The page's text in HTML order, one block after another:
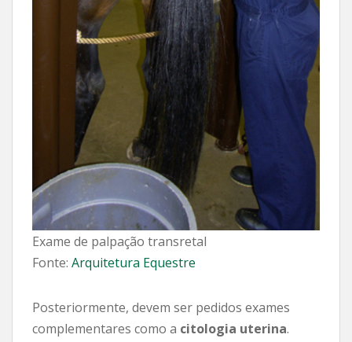
Exame de palpação transretal
Fonte: Arquitetura Equestre
Posteriormente, devem ser pedidos exames
complementares como a citologia uterina.